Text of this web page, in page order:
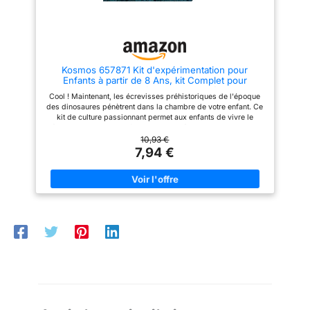
garantit sa robustesse et son
efficacité, simplifiant le retrait
des carapaces tout en
préparant des repas agréables
barbecues. d'application
étendu: Conçu pour moderniser
les tâches de préparation des
bien aux cuisines domestiques
un retrait des carapaces.
argent, noir, or, noir brillant et
associez-les à différents
projets pour créer des designs
variées. Couleurs classiques et
lumineuses, avec une large
gamme de choix, vous donnant
pivoter à 360°, facile à presser,
à ouvrir et à fermer. L'anneau en
D semi-circulaire offre une
Kosmos 657871 Kit d'expérimentation pour
Enfants à partir de 8 Ans, kit Complet pour
Pipette, Autres ustensiles
Cool ! Maintenant, les écrevisses préhistoriques de l'époque
des dinosaures pénètrent dans la chambre de votre enfant. Ce
kit de culture passionnant permet aux enfants de vivre le
Une loupe vous aidera à ne rien manquer. Avec les ustensiles
inclus dans le kit, les enfants grandissent, nourrissent et
prennent soin des petits animaux tout seuls. Les instructions en
couleur expliquent en étapes simples comment l'élevage et
l'entretien fonctionnent et contient des informations
supplémentaires intéressantes sur les petits animaux
10,93 €
7,94 €